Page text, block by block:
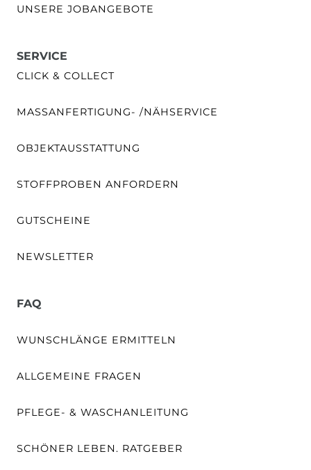
UNSERE JOBANGEBOTE
SERVICE
CLICK & COLLECT
MASSANFERTIGUNG- /NÄHSERVICE
OBJEKTAUSSTATTUNG
STOFFPROBEN ANFORDERN
GUTSCHEINE
NEWSLETTER
FAQ
WUNSCHLÄNGE ERMITTELN
ALLGEMEINE FRAGEN
PFLEGE- & WASCHANLEITUNG
SCHÖNER LEBEN. RATGEBER